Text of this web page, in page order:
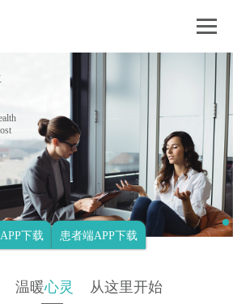
下载 患者端APP下载
温暖心灵 从这里开始